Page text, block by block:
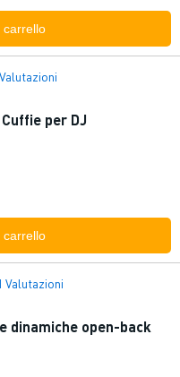
carrello
Cuffie per DJ
carrello
Valutazioni
dinamiche open-back